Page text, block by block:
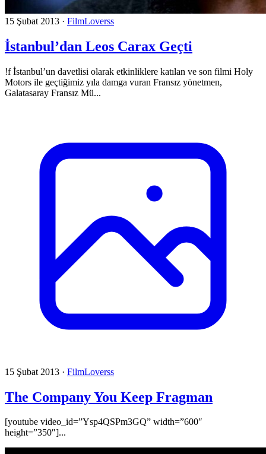
15 Şubat 2013 · FilmLoverss
İstanbul’dan Leos Carax Geçti
!f İstanbul’un davetlisi olarak etkinliklere katılan ve son filmi Holy
Motors ile geçtiğimiz yıla damga vuran Fransız yönetmen,
Galatasaray Fransız Mü...
15 Şubat 2013 · FilmLoverss
The Company You Keep Fragman
[youtube video_id=”Ysp4QSPm3GQ” width=”600″
height=”350″]...